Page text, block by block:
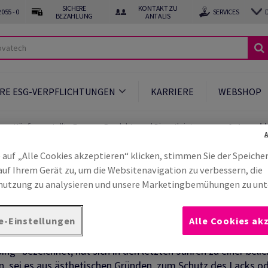
- 0
SICHERE
BEZAHLUNG
KONTAKT ZU
ANTALIS
SERVICES
ESG-VERPFLICHTUNGEN KARRIERE WEBSHOP
Häufig gestellte Fragen - Produkte und Dienstleistungen
muss man beim
bezeichnet, hat sich in den letzten Jahren zu einer
auf „Alle Cookies akzeptieren“ klicken, stimmen Sie der
Ihrem Gerät zu, um die Websitenavigation zu verbessern, die
zu analysieren und unsere Marketingbemühungen zu
Einstellungen Alle Cookies